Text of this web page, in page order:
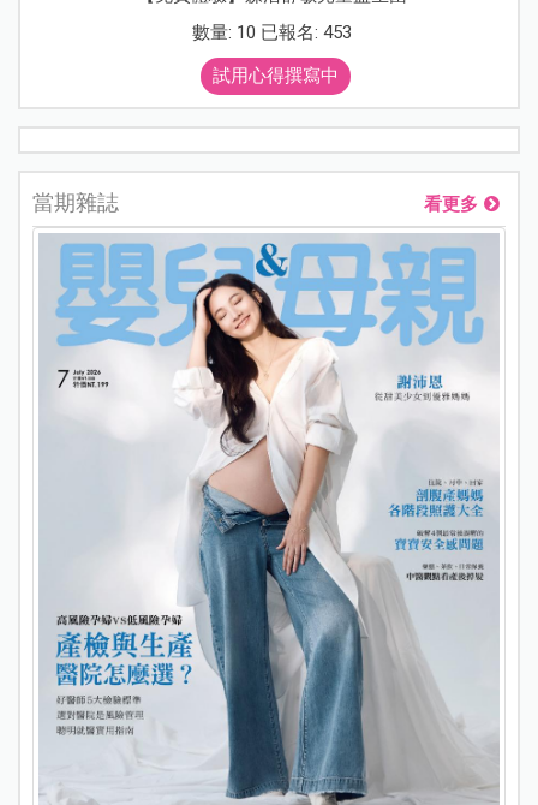
數量: 10 已報名: 453
試用心得撰寫中
當期雜誌 看更多